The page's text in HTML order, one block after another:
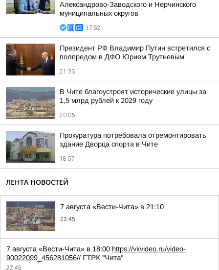
Александрово-Заводского и Нерчинского
муниципальных округов
17:52
Президент РФ Владимир Путин встретился с
полпредом в ДФО Юрием Трутневым
21:33
В Чите благоустроят исторические улицы за
1,5 млрд рублей к 2029 году
20:06
Прокуратура потребовала отремонтировать
здание Дворца спорта в Чите
18:57
ЛЕНТА НОВОСТЕЙ
7 августа «Вести-Чита» в 21:10
22:45
7 августа «Вести-Чита» в 18:00 https://vkvideo.ru/video-
90022099_456281056// ГТРК "Чита"
22:45